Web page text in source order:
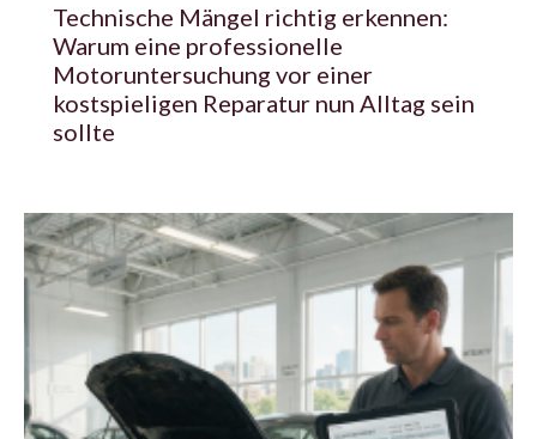
Technische Mängel richtig erkennen:
Warum eine professionelle
Motoruntersuchung vor einer
kostspieligen Reparatur nun Alltag sein
sollte